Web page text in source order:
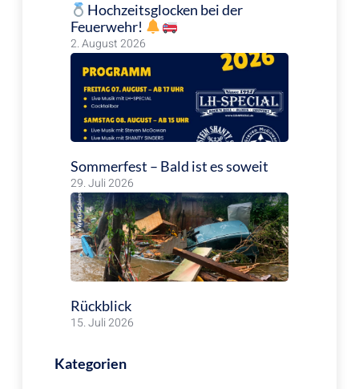
Hochzeitsglocken bei der
Feuerwehr!
2. August 2026
Sommerfest – Bald ist es soweit
29. Juli 2026
Rückblick
15. Juli 2026
Kategorien